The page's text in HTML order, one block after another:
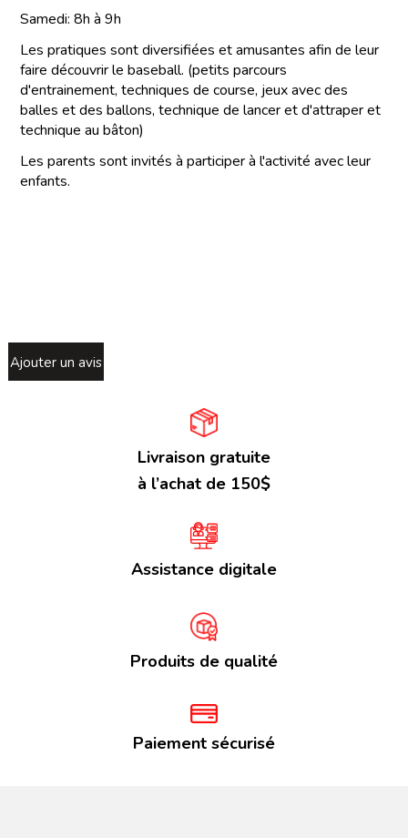
Samedi: 8h à 9h
Les pratiques sont diversifiées et amusantes afin de leur
faire découvrir le baseball. (petits parcours
d'entrainement, techniques de course, jeux avec des
balles et des ballons, technique de lancer et d'attraper et
technique au bâton)
Les parents sont invités à participer à l'activité avec leur
enfants.
Ajouter un avis
Livraison gratuite
à l’achat de 150$
Assistance digitale
Produits de qualité
Paiement sécurisé